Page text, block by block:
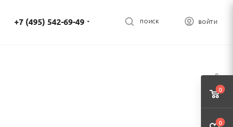
ВОЙТИ
ПОИСК
+7 (495) 542-69-49
0
0